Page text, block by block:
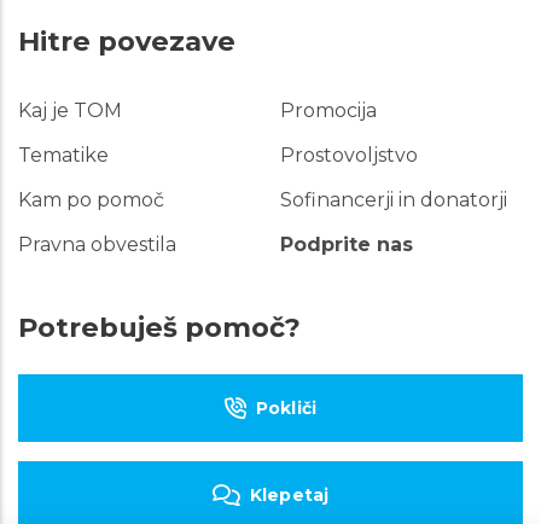
Hitre povezave
Hitre
povezave
Kaj je TOM
Tematike
Kam po pomoč
Pravna obvestila
Promocija
Prostovoljstvo
Sofinancerji in donatorji
Podprite nas
Potrebuješ pomoč?
Pokliči
Klepetaj